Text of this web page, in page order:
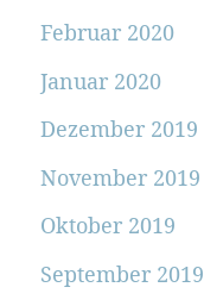
Februar 2020
Januar 2020
Dezember 2019
November 2019
Oktober 2019
September 2019